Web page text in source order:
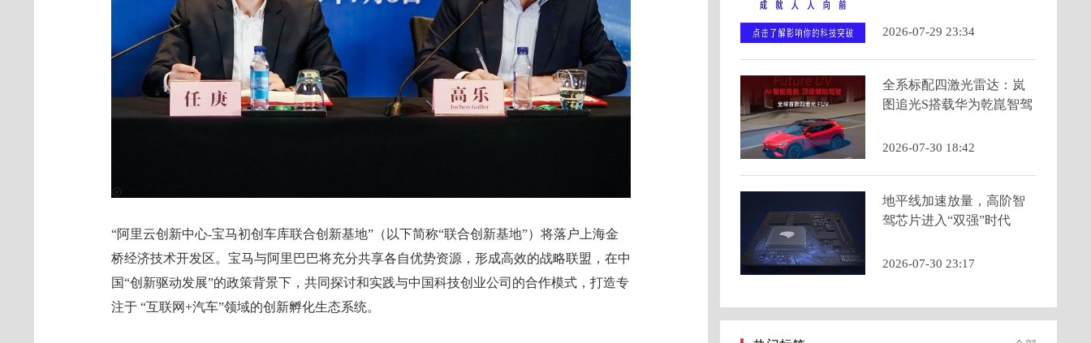
“阿里云创新中心-宝马初创车库联合创新基地”（以下简称“联合创新基地”）将落户上海金
桥经济技术开发区。宝马与阿里巴巴将充分共享各自优势资源，形成高效的战略联盟，在中
国“创新驱动发展”的政策背景下，共同探讨和实践与中国科技创业公司的合作模式，打造专
注于 “互联网+汽车”领域的创新孵化生态系统。
2026-07-29 23:34
全系标配四激光雷达：岚
图追光S搭载华为乾崑智驾
FUV新品类
2026-07-30 18:42
地平线加速放量，高阶智
驾芯片进入“双强”时代
2026-07-30 23:17